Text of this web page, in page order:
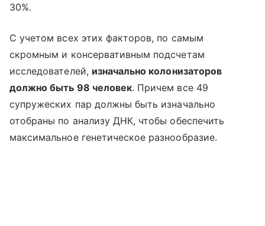
30%.
С учетом всех этих факторов, по самым
скромным и консервативным подсчетам
исследователей, изначально колонизаторов
должно быть 98 человек. Причем все 49
супружеских пар должны быть изначально
отобраны по анализу ДНК, чтобы обеспечить
максимальное генетическое разнообразие.